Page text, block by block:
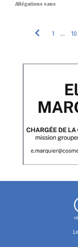
Allégations sans
1 … 10